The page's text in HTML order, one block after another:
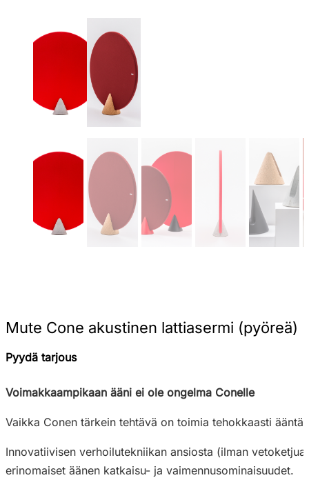
Mute Cone akustinen lattiasermi (pyöreä)
Pyydä tarjous
Voimakkaampikaan ääni ei ole ongelma Conelle
Vaikka Conen tärkein tehtävä on toimia tehokkaasti
Innovatiivisen verhoilutekniikan ansiosta (ilman
erinomaiset äänen katkaisu- ja vaimennusominaisuudet.